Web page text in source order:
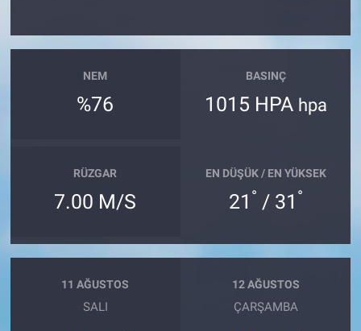
NEM
%76
BASINÇ
1015 HPA hpa
RÜZGAR
7.00 M/S
EN DÜŞÜK / EN YÜKSEK
21 ° / 31 °
11 AĞUSTOS
SALI
12 AĞUSTOS
ÇARŞAMBA